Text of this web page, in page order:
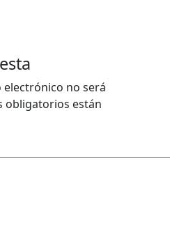
no será
obligatorios están